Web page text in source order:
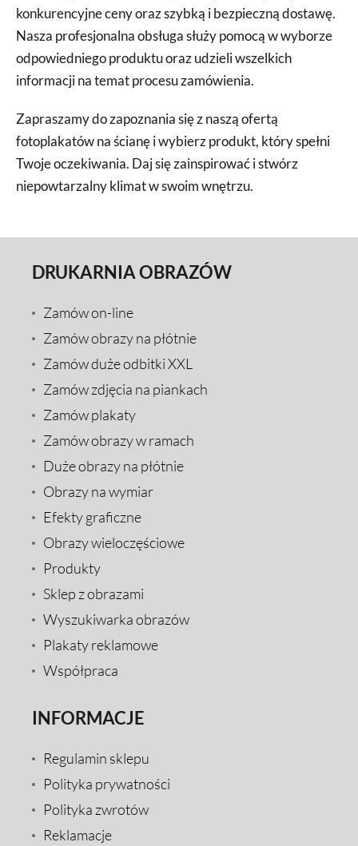
konkurencyjne ceny oraz szybką i bezpieczną dostawę.
Nasza profesjonalna obsługa służy pomocą w wyborze
odpowiedniego produktu oraz udzieli wszelkich
informacji na temat procesu zamówienia.
Zapraszamy do zapoznania się z naszą ofertą
fotoplakatów na ścianę i wybierz produkt, który spełni
Twoje oczekiwania. Daj się zainspirować i stwórz
niepowtarzalny klimat w swoim wnętrzu.
DRUKARNIA OBRAZÓW
Zamów on-line
Zamów obrazy na płótnie
Zamów duże odbitki XXL
Zamów zdjęcia na piankach
Zamów plakaty
Zamów obrazy w ramach
Duże obrazy na płótnie
Obrazy na wymiar
Efekty graficzne
Obrazy wieloczęściowe
Produkty
Sklep z obrazami
Wyszukiwarka obrazów
Plakaty reklamowe
Współpraca
INFORMACJE
Regulamin sklepu
Polityka prywatności
Polityka zwrotów
Reklamacje